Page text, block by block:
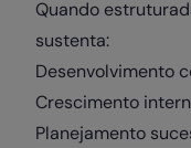
Quando
sustenta:
Desenvolvimento
Crescimento
Planejamento